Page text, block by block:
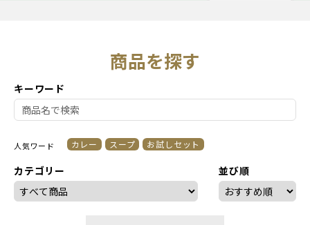
商品を探す
キーワード
カテゴリー
人気ワード カレー スープ お試しセット
並び順